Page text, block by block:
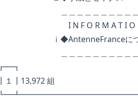
I N F O R M A T I O
ｉ◆AntenneFranceにつ
┏━┓ L E P E T I
┃１┃13,972 組